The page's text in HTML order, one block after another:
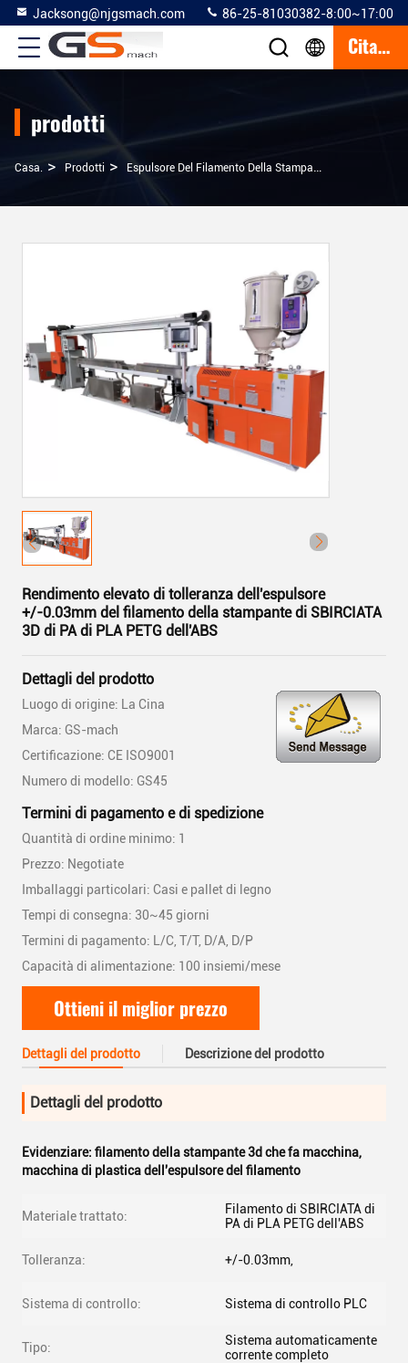
Jacksong@njgsmach.com 86-25-81030382-8:00~17:00
Citazione
prodotti
Casa. > Prodotti > Espulsore Del Filamento Della Stampante 3D
Rendimento elevato di tolleranza dell'espulsore
+/-0.03mm del filamento della stampante di SBIRCIATA
3D di PA di PLA PETG dell'ABS
Dettagli del prodotto
Luogo di origine: La Cina
Marca: GS-mach
Certificazione: CE ISO9001
Numero di modello: GS45
Termini di pagamento e di spedizione
Quantità di ordine minimo: 1
Prezzo: Negotiate
Imballaggi particolari: Casi e pallet di legno
Tempi di consegna: 30~45 giorni
Termini di pagamento: L/C, T/T, D/A, D/P
Capacità di alimentazione: 100 insiemi/mese
Ottieni il miglior prezzo
Dettagli del prodotto Descrizione del prodotto
Dettagli del prodotto
Evidenziare: filamento della stampante 3d che fa macchina,
macchina di plastica dell'espulsore del filamento
Materiale trattato:
Filamento di SBIRCIATA di
PA di PLA PETG dell'ABS
Tolleranza: +/-0.03mm,
Sistema di controllo: Sistema di controllo PLC
Tipo:
Sistema automaticamente
corrente completo